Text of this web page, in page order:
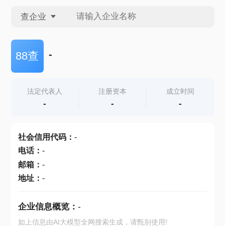
查企业
查企业
查产地
88查 -
法定代表人
-
注册资本
-
成立时间
-
社会信用代码： -
电话： -
邮箱： -
地址： -
企业信息概览： -
如上信息由AI大模型全网搜索生成，请甄别使用!